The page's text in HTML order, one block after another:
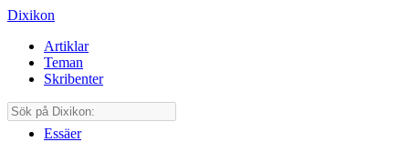
Dixikon
Artiklar
Teman
Skribenter
Essäer